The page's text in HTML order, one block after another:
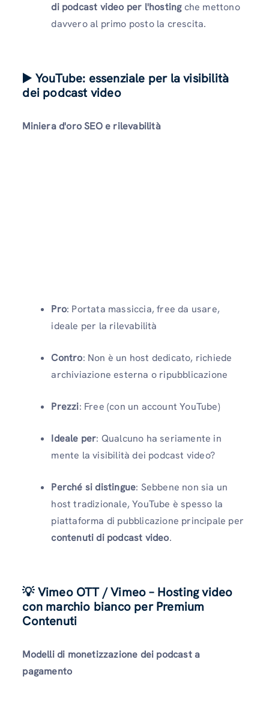
di podcast video per l'hostingche mettono
davvero al primo posto la crescita.
▶️ YouTube: essenziale per la visibilità
dei podcast video
Miniera d'oro SEO e rilevabilità
Pro: Portata massiccia, free da usare,
ideale per la rilevabilità
Contro: Non è un host dedicato, richiede
archiviazione esterna o ripubblicazione
Prezzi: Free (con un account YouTube)
Ideale per: Qualcuno ha seriamente in
mente la visibilità dei podcast video?
Perché si distingue: Sebbene non sia un
host tradizionale, YouTube è spesso la
piattaforma di pubblicazione principale per
contenuti di podcast video.
💡 Vimeo OTT / Vimeo – Hosting video
con marchio bianco per Premium
Contenuti
Modelli di monetizzazione dei podcast a
pagamento